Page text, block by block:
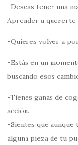
-Deseas tener una
Aprender a quererte
-Quieres volver a
-Estás en un
buscando esos
-Tienes ganas de
acción.
-Sientes que aunque
alguna pieza de tu